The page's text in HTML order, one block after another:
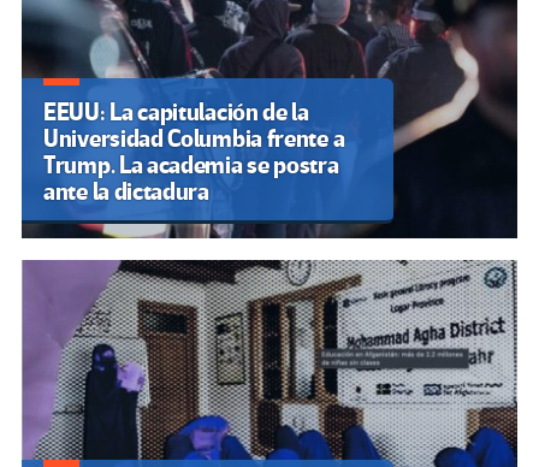
EEUU: La capitulación de la
Universidad Columbia frente a
Trump. La academia se postra
ante la dictadura